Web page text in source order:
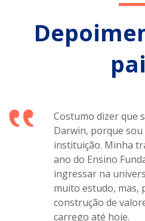
Costumo dizer que
Darwin, porque
instituição. Minha
ano do Ensino
ingressar na